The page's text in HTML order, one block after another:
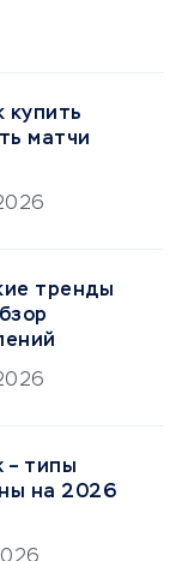
купить
матчи
тренды
– типы
на 2026